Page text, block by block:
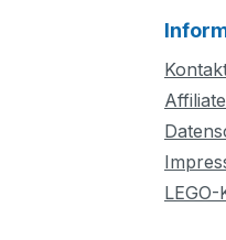
LEGO-